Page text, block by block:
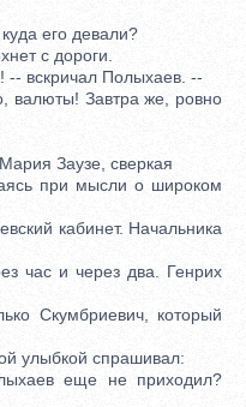
его девали?
с дороги.
вскричал Полыхаев. --
валюты! Завтра же, ровно
Заузе, сверкая
при мысли о широком
кабинет. Начальника
час и через два. Генрих
Скумбриевич, который
улыбкой спрашивал:
еще не приходил?